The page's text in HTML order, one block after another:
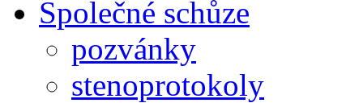
Společné schůze
pozvánky
stenoprotokoly